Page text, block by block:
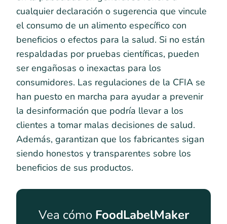
cualquier declaración o sugerencia que vincule
el consumo de un alimento específico con
beneficios o efectos para la salud. Si no están
respaldadas por pruebas científicas, pueden
ser engañosas o inexactas para los
consumidores. Las regulaciones de la CFIA se
han puesto en marcha para ayudar a prevenir
la desinformación que podría llevar a los
clientes a tomar malas decisiones de salud.
Además, garantizan que los fabricantes sigan
siendo honestos y transparentes sobre los
beneficios de sus productos.
Vea cómo FoodLabelMaker